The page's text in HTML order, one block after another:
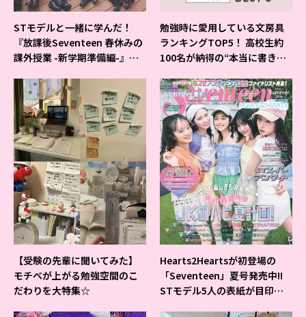
STモデルと一緒に学んだ！
『放課後Seventeen 春休みの
課外授業 -新学期準備編-』イ
勉強時に愛用している文房具
ランキングTOP5！ 高校生約
100名が納得の“本当に書きや
【受験の先輩に聞いてみた】
モチベが上がる勉強空間のこ
だわりを大特集☆
Hearts2Heartsが初登場の
「Seventeen」夏号発売中!!
STモデル5人の表紙が目印だ